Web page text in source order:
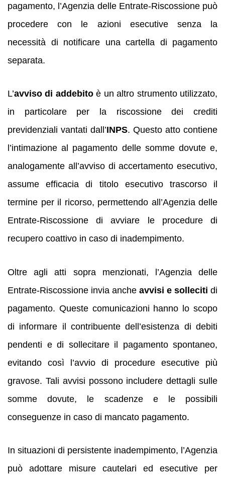
pagamento, l’Agenzia delle Entrate-Riscossione può
procedere con le azioni esecutive senza la
necessità di notificare una cartella di pagamento
separata.
L’avviso di addebitoè un altro strumento utilizzato,
in particolare per la riscossione dei crediti
previdenziali vantati dall’INPS. Questo atto contiene
l’intimazione al pagamento delle somme dovute e,
analogamente all’avviso di accertamento esecutivo,
assume efficacia di titolo esecutivo trascorso il
termine per il ricorso, permettendo all’Agenzia delle
Entrate-Riscossione di avviare le procedure di
recupero coattivo in caso di inadempimento.
Oltre agli atti sopra menzionati, l’Agenzia delle
Entrate-Riscossione invia anche avvisi e solleciti di
pagamento. Queste comunicazioni hanno lo scopo
di informare il contribuente dell’esistenza di debiti
pendenti e di sollecitare il pagamento spontaneo,
evitando così l’avvio di procedure esecutive più
gravose. Tali avvisi possono includere dettagli sulle
somme dovute, le scadenze e le possibili
conseguenze in caso di mancato pagamento.
In situazioni di persistente inadempimento, l’Agenzia
può adottare misure cautelari ed esecutive per